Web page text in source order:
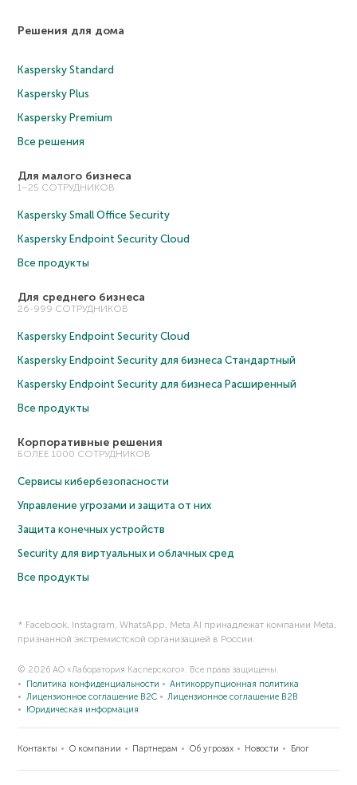
Решения для дома
Kaspersky Standard
Kaspersky Plus
Kaspersky Premium
Все решения
Для малого бизнеса
1–25 СОТРУДНИКОВ
Kaspersky Small Office Security
Kaspersky Endpoint Security Cloud
Все продукты
Для среднего бизнеса
26-999 СОТРУДНИКОВ
Kaspersky Endpoint Security Cloud
Kaspersky Endpoint Security для бизнеса Cтандартный
Kaspersky Endpoint Security для бизнеса Расширенный
Все продукты
Корпоративные решения
БОЛЕЕ 1000 СОТРУДНИКОВ
Сервисы кибербезопасности
Управление угрозами и защита от них
Защита конечных устройств
Security для виртуальных и облачных сред
Все продукты
* Facebook, Instagram, WhatsApp, Meta AI принадлежат компании Meta,
признанной экстремистской организацией в России.
© 2026 АО «Лаборатория Касперского». Все права защищены.
Политика конфиденциальности
Антикоррупционная политика
Лицензионное соглашение B2C
Лицензионное соглашение B2B
Юридическая информация
Контакты О компании Партнерам Об угрозах Новости Блог